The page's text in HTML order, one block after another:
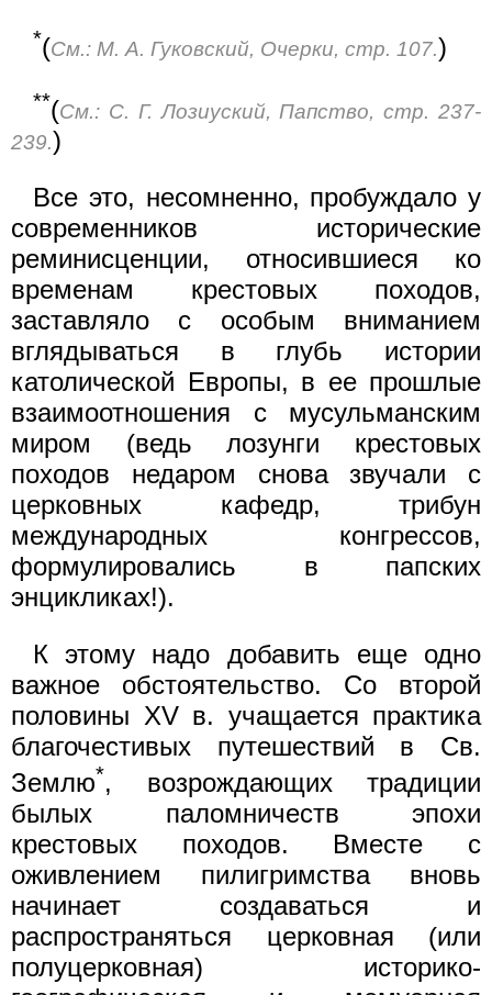
*(См.: М. А. Гуковский, Очерки, стр. 107.)
**(См.: С. Г. Лозиyский, Папство, стр. 237-
239.)
Все это, несомненно, пробуждало у
современников исторические
реминисценции, относившиеся ко
временам крестовых походов,
заставляло с особым вниманием
вглядываться в глубь истории
католической Европы, в ее прошлые
взаимоотношения с мусульманским
миром (ведь лозунги крестовых
походов недаром снова звучали с
церковных кафедр, трибун
международных конгрессов,
формулировались в папских
энцикликах!).
К этому надо добавить еще одно
важное обстоятельство. Со второй
половины XV в. учащается практика
благочестивых путешествий в Св.
Землю*, возрождающих традиции
былых паломничеств эпохи
крестовых походов. Вместе с
оживлением пилигримства вновь
начинает создаваться и
распространяться церковная (или
полуцерковная) историко-